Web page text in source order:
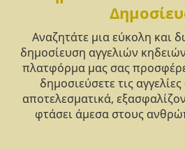
Αναζητάτε μια εύκολη και
δημοσίευση αγγελιών
πλατφόρμα μας σας
δημοσιεύσετε τις
αποτελεσματικά,
φτάσει άμεσα στους